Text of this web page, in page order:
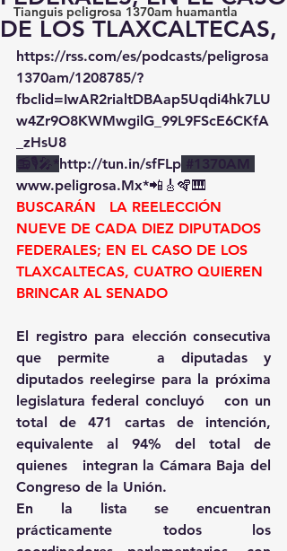
Tianguis peligrosa 1370am huamantla
DE LOS TLAXCALTECAS,
https://rss.com/es/podcasts/peligrosa
1370am/1208785/?
fbclid=IwAR2rialtDBAap5Uqdi4hk7LU
w4Zr9O8KWMwgilG_99L9FScE6CKfA
_zHsU8
📻🎙️🎤*http://tun.in/sfFLp #1370AM
www.peligrosa.Mx*📲🎸🪇🎹
BUSCARÁN   LA REELECCIÓN
NUEVE DE CADA DIEZ DIPUTADOS
FEDERALES; EN EL CASO DE LOS
TLAXCALTECAS, CUATRO QUIEREN
BRINCAR AL SENADO
El registro para elección consecutiva
que permite   a diputadas y
diputados reelegirse para la próxima
legislatura federal concluyó   con un
total de 471 cartas de intención,
equivalente al 94% del total de
quienes   integran la Cámara Baja del
Congreso de la Unión.
En la lista se encuentran
prácticamente todos los